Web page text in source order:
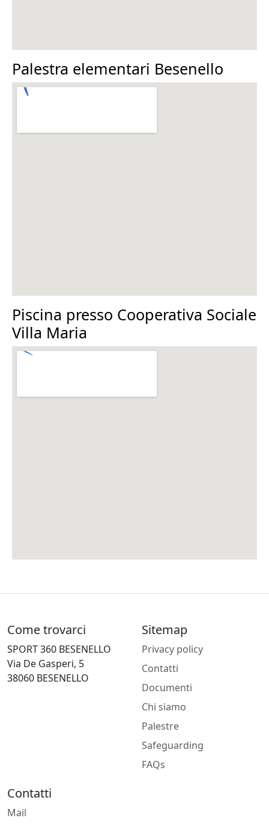
Palestra elementari Besenello
Piscina presso Cooperativa Sociale
Villa Maria
Come trovarci
SPORT 360 BESENELLO
Via De Gasperi, 5
38060 BESENELLO
Sitemap
Privacy policy
Contatti
Documenti
Chi siamo
Palestre
Safeguarding
FAQs
Contatti
Mail